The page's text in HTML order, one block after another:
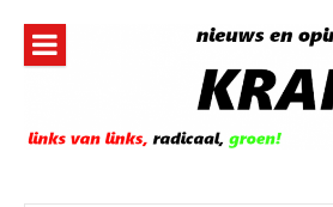
inhoud